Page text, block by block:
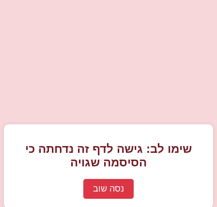
שימו לב: גישה לדף זה נדחתה כי
הסיסמה שגויה
נסה שוב